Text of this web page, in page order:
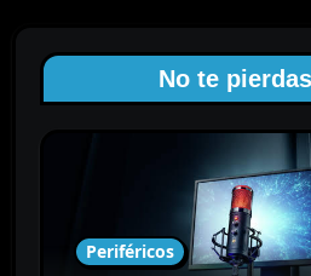
No te
Periféricos